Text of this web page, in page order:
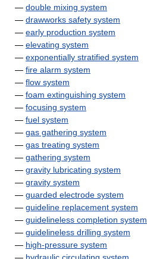
— double mixing system
— drawworks safety system
— early production system
— elevating system
— exponentially stratified system
— fire alarm system
— flow system
— foam extinguishing system
— focusing system
— fuel system
— gas gathering system
— gas treating system
— gathering system
— gravity lubricating system
— gravity system
— guarded electrode system
— guideline replacement system
— guidelineless completion system
— guidelineless drilling system
— high-pressure system